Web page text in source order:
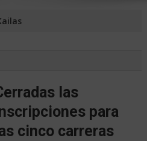
las
para
cinco carreras